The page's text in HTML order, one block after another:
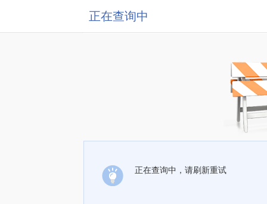
正在查询中
正在查询中，请刷新重试